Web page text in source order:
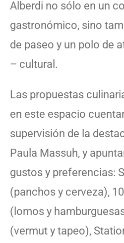
Alberdi no sólo en un
gastronómico, sino
de paseo y un polo de
– cultural.
Las propuestas
en este espacio
supervisión de la
Paula Massuh, y
gustos y preferencias:
(panchos y cerveza),
(lomos y
(vermut y tapeo),